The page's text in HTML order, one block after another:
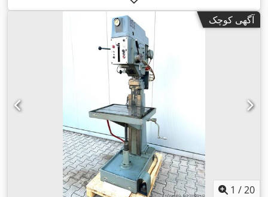
آگهی کوچک
1 /20